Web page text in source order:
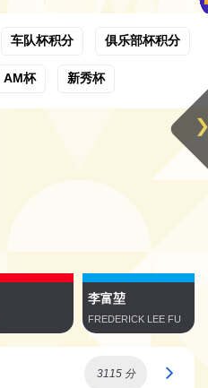
车队杯积分 俱乐部杯积分
AM杯 新秀杯
李富堃
FREDERICK LEE FU
KWAN
3115 分